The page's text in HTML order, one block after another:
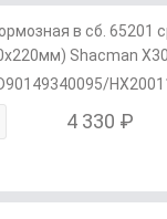
в сб. 65201
Shacman
4 330 ₽